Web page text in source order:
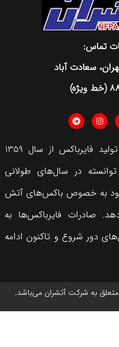
تماس:
سعادت آباد
شرکت آتشران پیشرو در تولید فایرباکس از سال 1359
در سال‌های طولانی
به خصوص باکس‌های آتش
صادرات فایرباکس‌ها به
دور شروع و تاکنون ادامه
به شرکت آتشران می‌باشد.